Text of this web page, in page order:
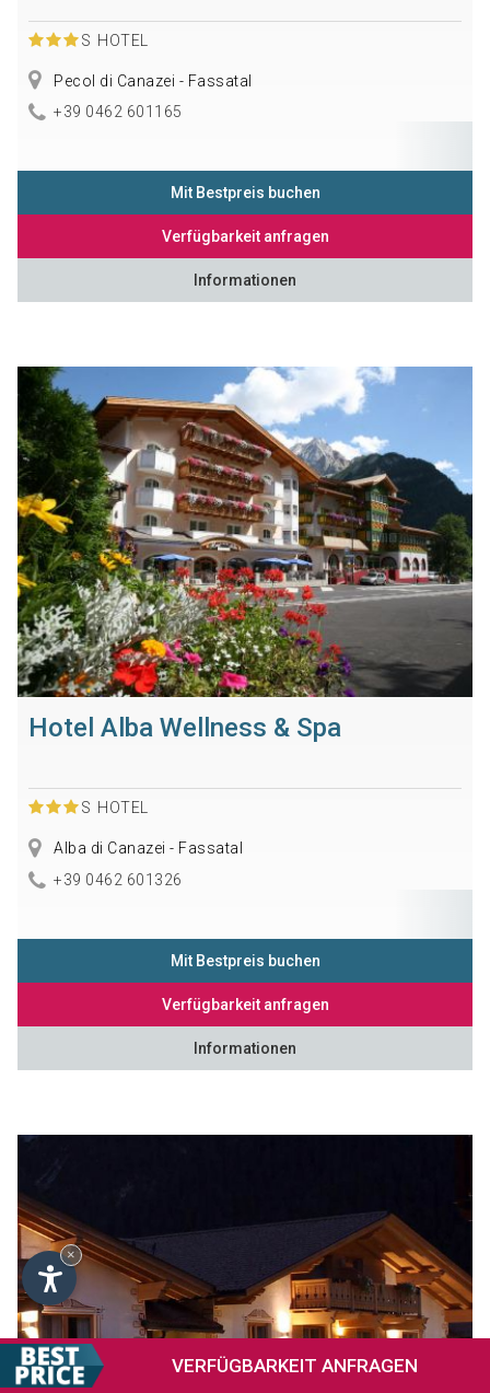
VERFÜGBARKEIT ANFRAGEN
S HOTEL
Pecol di Canazei - Fassatal
+39 0462 601165
Mit Bestpreis buchen
Verfügbarkeit anfragen
Informationen
Hotel Alba Wellness & Spa
S HOTEL
Alba di Canazei - Fassatal
+39 0462 601326
Mit Bestpreis buchen
Verfügbarkeit anfragen
Informationen
×